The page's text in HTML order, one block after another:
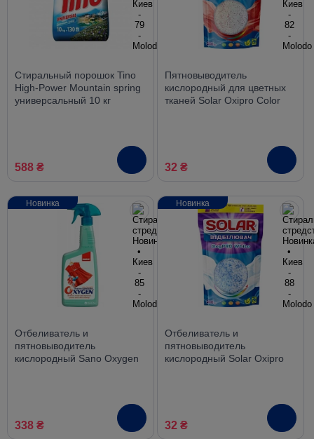
Стиральный порошок Tino
High-Power Mountain spring
универсальный 10 кг
588 ₴
Пятновыводитель
кислородный для цветных
тканей Solar Oxipro Color
32 ₴
Отбеливатель и
пятновыводитель
кислородный Sano Oxygen
338 ₴
Новинка
Отбеливатель и
пятновыводитель
кислородный Solar Oxipro
32 ₴
Новинка